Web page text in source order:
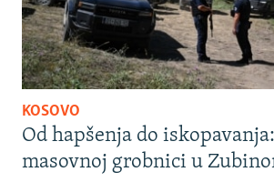
KOSOVO
Od hapšenja do
masovnoj grobnici u